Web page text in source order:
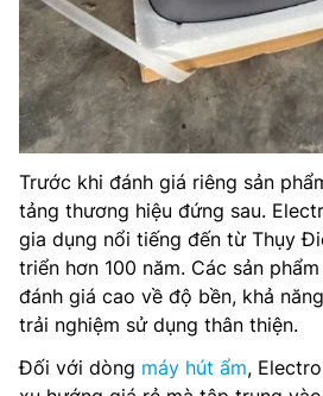
Trước khi đánh giá riêng sản
tảng thương hiệu đứng sau.
gia dụng nổi tiếng đến từ Thụy
triển hơn 100 năm. Các sản
đánh giá cao về độ bền, khả
trải nghiệm sử dụng thân thiện.
Đối với dòng máy hút ẩm,